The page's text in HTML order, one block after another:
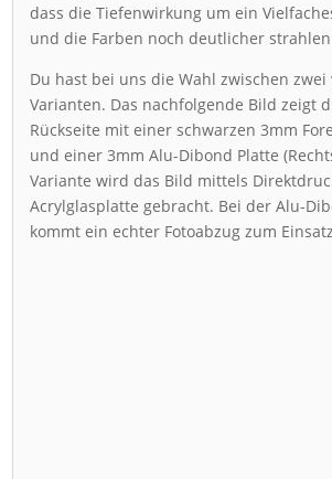
dass die Tiefenwirkung um ein
und die Farben noch deutlicher
Du hast bei uns die Wahl zwischen
Varianten. Das nachfolgende Bild zeigt
Rückseite mit einer schwarzen 3mm
und einer 3mm Alu-Dibond Platte
Variante wird das Bild mittels
Acrylglasplatte gebracht. Bei der Alu-
kommt ein echter Fotoabzug zum